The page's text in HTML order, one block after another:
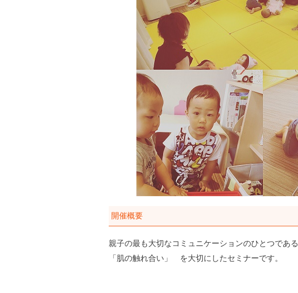
開催概要
親子の最も大切なコミュニケーションのひとつである
「肌の触れ合い」 を大切にしたセミナーです。